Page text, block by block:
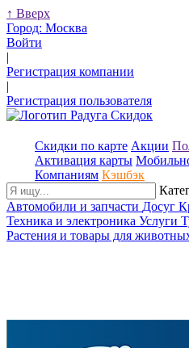
↑ Вверх
Город: Москва
Войти
|
Регистрация компании
|
Регистрация пользователя
Скидки по карте Акции
Активация карты
Компаниям Кэшбэк
Автомобили и запчасти Досуг
Техника и электроника Услуги
Растения и товары для